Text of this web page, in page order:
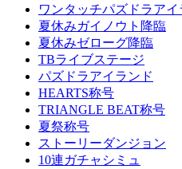
ワンタッチパズドラアイ
夏休みガイノウト降臨
夏休みゼローグ降臨
TBライブステージ
パズドラアイランド
HEARTS称号
TRIANGLE BEAT称号
夏祭称号
ストーリーダンジョン
10連ガチャシミュ